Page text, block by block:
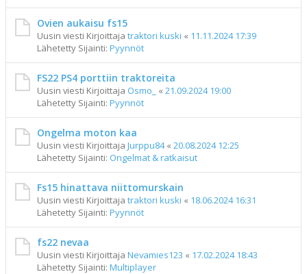
Ovien aukaisu fs15
Uusin viesti Kirjoittaja traktori kuski « 11.11.2024 17:39
Lähetetty Sijainti: Pyynnöt
FS22 PS4 porttiin traktoreita
Uusin viesti Kirjoittaja Osmo_ « 21.09.2024 19:00
Lähetetty Sijainti: Pyynnöt
Ongelma moton kaa
Uusin viesti Kirjoittaja Jurppu84« 20.08.2024 12:25
Lähetetty Sijainti: Ongelmat & ratkaisut
Fs15 hinattava niittomurskain
Uusin viesti Kirjoittaja traktori kuski « 18.06.2024 16:31
Lähetetty Sijainti: Pyynnöt
fs22 nevaa
Uusin viesti Kirjoittaja Nevamies123 « 17.02.2024 18:43
Lähetetty Sijainti: Multiplayer